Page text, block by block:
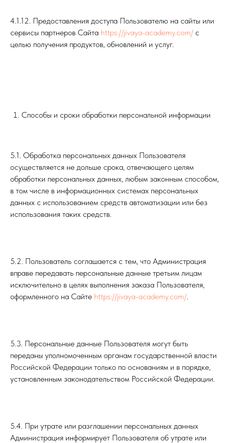
4.1.12. Предоставления доступа Пользователю на сайты или
сервисы партнеров Сайта https://jivaya-academy.com/ с
целью получения продуктов, обновлений и услуг.
Способы и сроки обработки персональной информации
5.1. Обработка персональных данных Пользователя
осуществляется не дольше срока, отвечающего целям
обработки персональных данных, любым законным способом,
в том числе в информационных системах персональных
данных с использованием средств автоматизации или без
использования таких средств.
5.2. Пользователь соглашается с тем, что Администрация
вправе передавать персональные данные третьим лицам
исключительно в целях выполнения заказа Пользователя,
оформленного на Сайте https://jivaya-academy.com/.
5.3. Персональные данные Пользователя могут быть
переданы уполномоченным органам государственной власти
Российской Федерации только по основаниям и в порядке,
установленным законодательством Российской Федерации.
5.4. При утрате или разглашении персональных данных
Администрация информирует Пользователя об утрате или